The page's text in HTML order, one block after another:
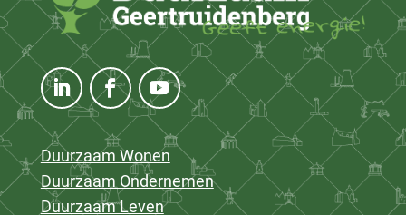
Duurzaam Wonen
Duurzaam Ondernemen
Duurzaam Leven